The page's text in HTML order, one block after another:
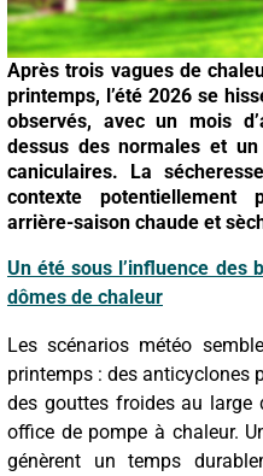
Après trois vagues de
printemps, l’été 2026 se
observés, avec un mois
dessus des normales et
caniculaires. La
contexte potentiellement
arrière-saison chaude et
Un été sous l’influence des
dômes de chaleur
Les scénarios météo
printemps : des anticyclones
des gouttes froides au large
office de pompe à chaleur.
génèrent un temps